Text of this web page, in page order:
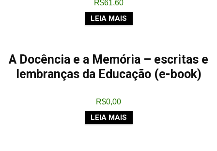
R$61,60
LEIA MAIS
A Docência e a Memória – escritas e
lembranças da Educação (e-book)
R$0,00
LEIA MAIS